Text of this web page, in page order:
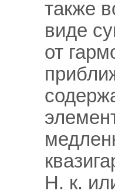
также
виде
от
Н. к.